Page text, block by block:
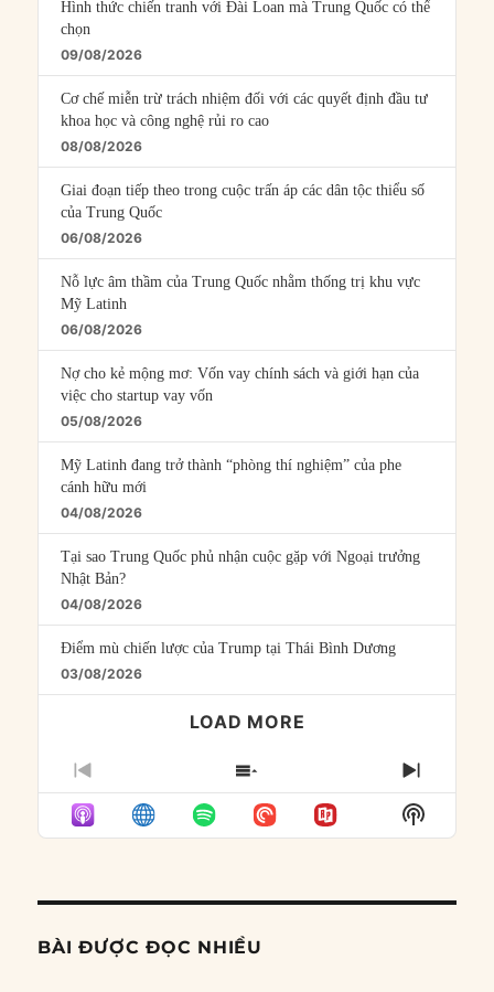
Hình thức chiến tranh với Đài Loan mà Trung Quốc có thể
chọn
09/08/2026
Cơ chế miễn trừ trách nhiệm đối với các quyết định đầu tư
khoa học và công nghệ rủi ro cao
08/08/2026
Giai đoạn tiếp theo trong cuộc trấn áp các dân tộc thiểu số
của Trung Quốc
06/08/2026
Nỗ lực âm thầm của Trung Quốc nhằm thống trị khu vực
Mỹ Latinh
06/08/2026
Nợ cho kẻ mộng mơ: Vốn vay chính sách và giới hạn của
việc cho startup vay vốn
05/08/2026
Mỹ Latinh đang trở thành “phòng thí nghiệm” của phe
cánh hữu mới
04/08/2026
Tại sao Trung Quốc phủ nhận cuộc gặp với Ngoại trưởng
Nhật Bản?
04/08/2026
Điểm mù chiến lược của Trump tại Thái Bình Dương
03/08/2026
LOAD MORE
PREVIOUS
EPISODE
SHOW
EPISODES
LIST
NEXT
Show
Podcast
BÀI ĐƯỢC ĐỌC NHIỀU